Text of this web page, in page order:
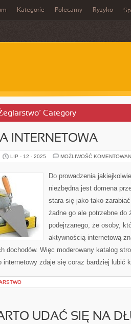
Kategorie Polecamy Ryzyko
Category
INTERNETOWA
LIP - 12 - 2025 MOŻLIWOŚĆ
Do prowadzenia
niezbędna jest domena
stara się jako tako
żadne go ale potrzebne
podejrzanego, że osoby,
aktywnością internetową
dochodów. Więc moderowany katalog
internetowy zdaje się coraz bardziej
UDAĆ SIĘ NA